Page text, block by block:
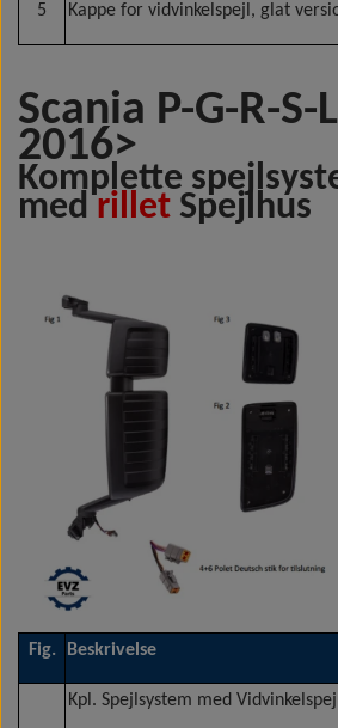
5 Kappe for vidvinkelspejl, glat
Scania P-G-R-S-
2016>
Komplette
medrillet Spejlhus
Fig. Beskrivelse
Kpl. Spejlsystem med